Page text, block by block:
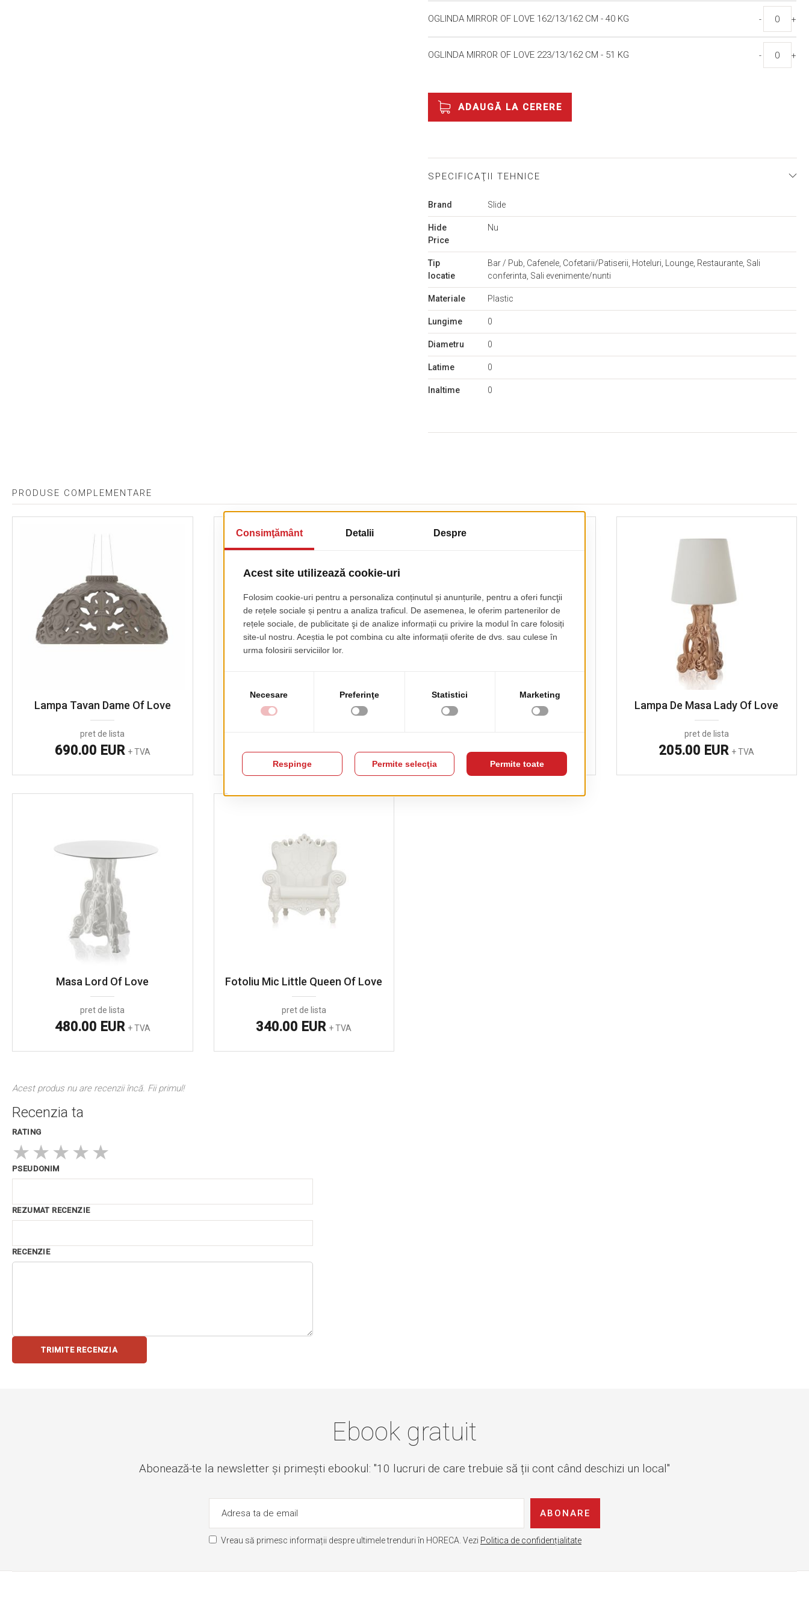
OGLINDA MIRROR OF LOVE 162/13/162 CM - 40 KG - +
OGLINDA MIRROR OF LOVE 223/13/162 CM - 51 KG - +
ADAUGĂ LA CERERE
SPECIFICAŢII TEHNICE
Mai
informații
Brand Slide
Hide
Price
Nu
Tip
locatie
Bar / Pub, Cafenele, Cofetarii/Patiserii, Hoteluri, Lounge, Restaurante, Sali
conferinta, Sali evenimente/nunti
Materiale Plastic
Lungime 0
Diametru 0
Latime 0
Inaltime 0
PRODUSE COMPLEMENTARE
Lampa Tavan Dame Of Love
pret de lista
690.00 EUR + TVA
Masa Cafea Duke Of Love
299.00 EUR+ TVA
Rama Frame Of Love
345.00 EUR+ TVA
Lampa De Masa Lady Of Love
pret de lista
205.00 EUR + TVA
Masa Lord Of Love
pret de lista
480.00 EUR + TVA
Fotoliu Mic Little Queen Of Love
pret de lista
340.00 EUR + TVA
Acest produs nu are recenzii încă. Fii primul!
Recenzia ta
RATING
★ ★ ★ ★ ★
PSEUDONIM
REZUMAT RECENZIE
RECENZIE
TRIMITE RECENZIA
Ebook gratuit
Abonează-te la newsletter și primești ebookul: "10 lucruri de care trebuie să ții cont când deschizi un local"
ABONARE
Vreau să primesc informații despre ultimele trenduri în HORECA. Vezi Politica de confidențialitate